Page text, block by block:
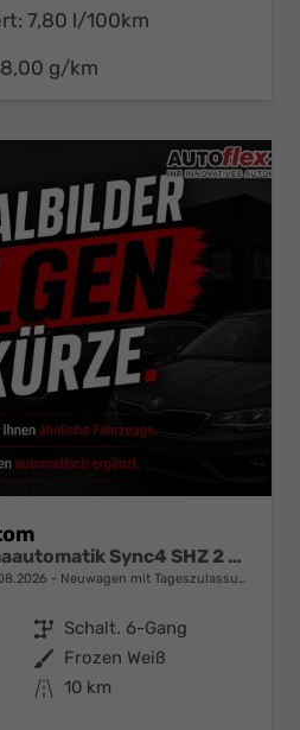
7,80 l/100km
g/km
Trend 320 L1H1 Klimaautomatik Sync4 SHZ 2 x Einparkhilfe Kamera 5JG
Neuwagen mit Tageszulassung
Getriebe Schalt. 6-Gang
Außenfarbe Frozen Weiß
Kilometerstand 10 km